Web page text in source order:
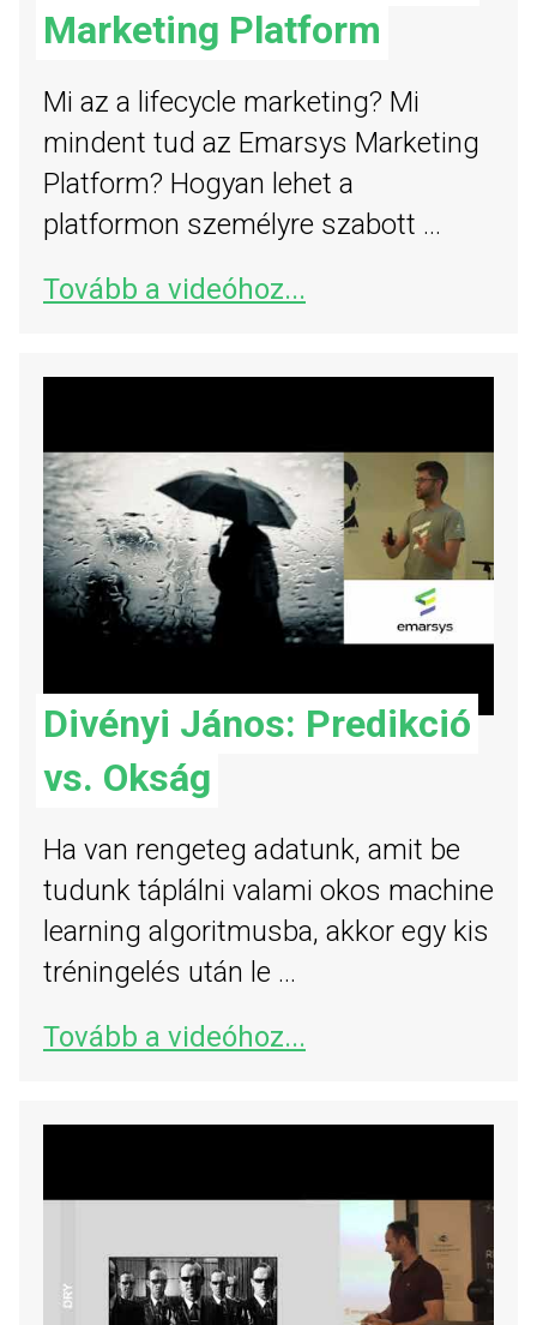
Marketing Platform
Mi az a lifecycle marketing? Mi
mindent tud az Emarsys Marketing
Platform? Hogyan lehet a
platformon személyre szabott ...
Tovább a videóhoz...
Divényi János: Predikció
vs. Okság
Ha van rengeteg adatunk, amit be
tudunk táplálni valami okos machine
learning algoritmusba, akkor egy kis
tréningelés után le ...
Tovább a videóhoz...